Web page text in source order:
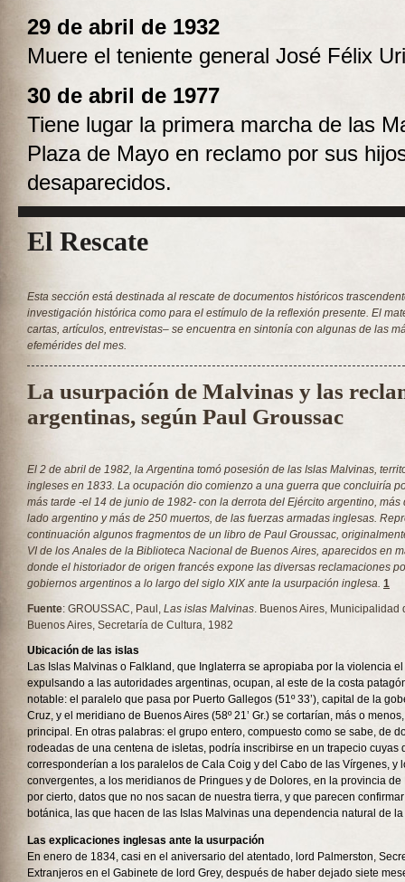
29 de abril de 1932
Muere el teniente general José Félix
30 de abril de 1977
Tiene lugar la primera marcha de las
Plaza de Mayo en reclamo por sus
desaparecidos.
El Rescate
Esta sección está destinada al rescate de documentos históricos
investigación histórica como para el estímulo de la reflexión presente. El
cartas, artículos, entrevistas– se encuentra en sintonía con algunas de las
efemérides del mes.
La usurpación de Malvinas y las
argentinas, según Paul Groussac
El 2 de abril de 1982, la Argentina tomó posesión de las Islas Malvinas,
ingleses en 1833. La ocupación dio comienzo a una guerra que concluiría
más tarde -el 14 de junio de 1982- con la derrota del Ejército argentino, más
lado argentino y más de 250 muertos, de las fuerzas armadas inglesas.
continuación algunos fragmentos de un libro de Paul Groussac,
VI de los Anales de la Biblioteca Nacional de Buenos Aires, aparecidos en
donde el historiador de origen francés expone las diversas reclamaciones
gobiernos argentinos a lo largo del siglo XIX ante la usurpación inglesa. 1
Fuente: GROUSSAC, Paul, Las islas Malvinas. Buenos Aires, Municipalidad
Buenos Aires, Secretaría de Cultura, 1982
Ubicación de las islas
Las Islas Malvinas o Falkland, que Inglaterra se apropiaba por la violencia
expulsando a las autoridades argentinas, ocupan, al este de la costa
notable: el paralelo que pasa por Puerto Gallegos (51º 33’), capital de la
Cruz, y el meridiano de Buenos Aires (58º 21’ Gr.) se cortarían, más o
principal. En otras palabras: el grupo entero, compuesto como se sabe, de
rodeadas de una centena de isletas, podría inscribirse en un trapecio cuyas
corresponderían a los paralelos de Cala Coig y del Cabo de las Vírgenes, y
convergentes, a los meridianos de Pringues y de Dolores, en la provincia de
por cierto, datos que no nos sacan de nuestra tierra, y que parecen
botánica, las que hacen de las Islas Malvinas una dependencia natural de
Las explicaciones inglesas ante la usurpación
En enero de 1834, casi en el aniversario del atentado, lord Palmerston,
Extranjeros en el Gabinete de lord Grey, después de haber dejado siete